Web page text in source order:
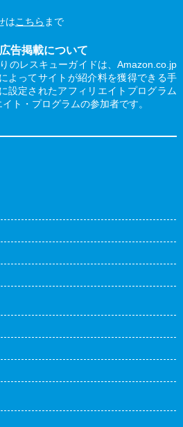
はこちら まで
告掲載について
のレスキューガイドは、Amazon.co.jp
よってサイトが紹介料を獲得できる手
設定されたアフィリエイトプログラム
ト・プログラムの参加者です。